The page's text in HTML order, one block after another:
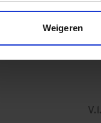
Weigeren